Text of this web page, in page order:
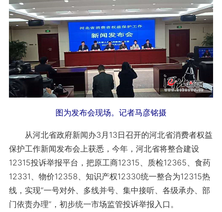
图为发布会现场。记者马彦铭摄
从河北省政府新闻办3月13日召开的河北省消费者权益
保护工作新闻发布会上获悉，今年，河北省将整合建设
12315投诉举报平台，把原工商12315、质检12365、食药
12331、物价12358、知识产权12330统一整合为12315热
线，实现“一号对外、多线并号、集中接听、各级承办、部
门依责办理”，初步统一市场监管投诉举报入口。